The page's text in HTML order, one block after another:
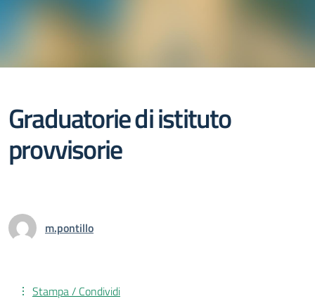
Graduatorie di istituto
provvisorie
m.pontillo
Stampa / Condividi